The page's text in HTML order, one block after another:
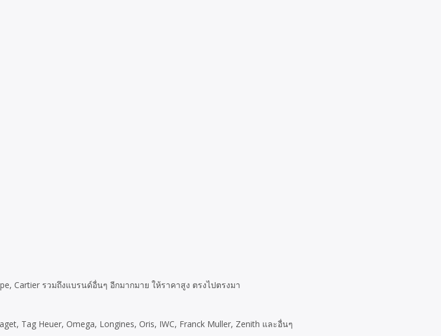
Cartier รวมถึงแบรนด์อื่นๆ อีกมากมาย ให้ราคาสูง ตรงไปตรงมา
Tag Heuer, Omega, Longines, Oris, IWC, Franck Muller, Zenith และอื่นๆ